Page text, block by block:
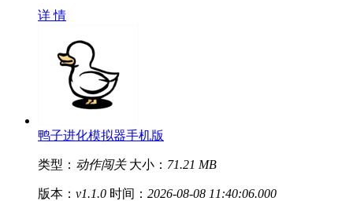
详 情
鸭子进化模拟器手机版
类型： 动作闯关 大小： 71.21 MB
版本： v1.1.0 时间： 2026-08-08 11:40:06.000